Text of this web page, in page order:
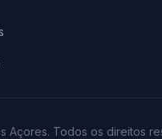
Açores. Todos os direitos